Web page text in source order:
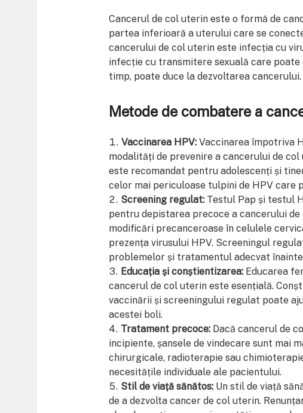
Cancerul de col uterin este o formă de
partea inferioară a uterului care se
cancerului de col uterin este infecția cu
infecție cu transmitere sexuală care
timp, poate duce la dezvoltarea cancerului.
Metode de combatere a
Vaccinarea HPV: Vaccinarea împotriva
modalități de prevenire a cancerului de
este recomandat pentru adolescenți și
celor mai periculoase tulpini de HPV care
Screening regulat: Testul Pap și testul
pentru depistarea precoce a cancerului
modificări precanceroase în celulele
prezența virusului HPV. Screeningul
problemelor și tratamentul adecvat
Educația și conștientizarea: Educarea
cancerul de col uterin este esențială.
vaccinării și screeningului regulat poate
acestei boli.
Tratament precoce: Dacă cancerul de
incipiente, șansele de vindecare sunt mai
chirurgicale, radioterapie sau
necesitățile individuale ale pacientului.
Stil de viață sănătos: Un stil de viață
de a dezvolta cancer de col uterin.